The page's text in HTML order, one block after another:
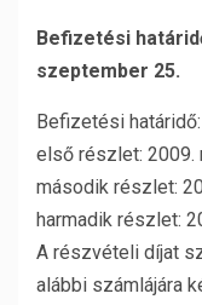
Befizetési
szeptember 25.
Befizetési
első részlet: 2009.
második részlet:
harmadik részlet:
A részvételi díjat
alábbi számlájára